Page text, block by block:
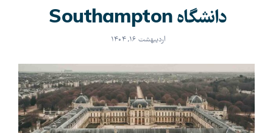
دانشگاه Southampton
اردیبهشت ۱۶, ۱۴۰۴